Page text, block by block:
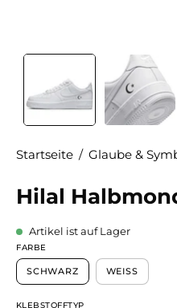
Startseite / Glaube &
Hilal
Artikel ist auf Lager
FARBE
SCHWARZ WEISS
KLEBSTOFFTYP